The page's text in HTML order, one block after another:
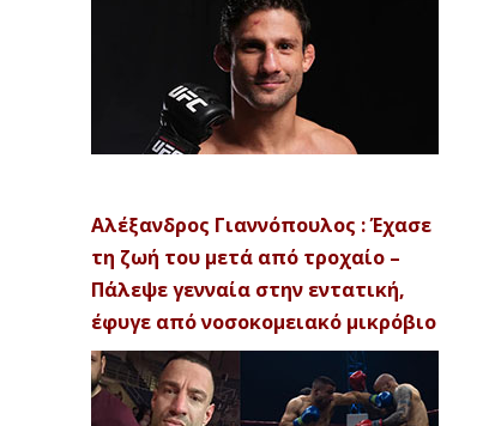
Αλέξανδρος Γιαννόπουλος : Έχασε
τη ζωή του μετά από τροχαίο –
Πάλεψε γενναία στην εντατική,
έφυγε από νοσοκομειακό μικρόβιο